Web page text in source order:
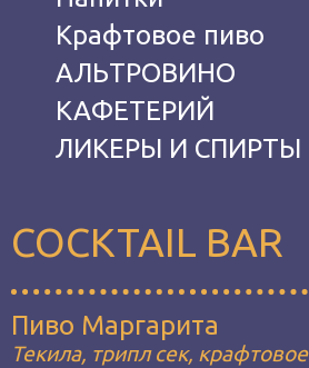
Крафтовое пиво
АЛЬТРОВИНО
КАФЕТЕРИЙ
ЛИКЕРЫ И СПИРТЫ
COCKTAIL BAR
Пиво Маргарита
Текила, трипл сек, крафтовое